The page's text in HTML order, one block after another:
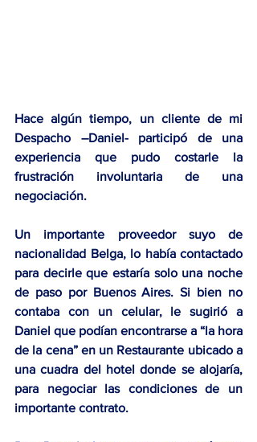
Hace algún tiempo, un cliente de mi
Despacho –Daniel- participó de una
experiencia que pudo costarle la
frustración involuntaria de una
negociación.
Un importante proveedor suyo de
nacionalidad Belga, lo había contactado
para decirle que estaría solo una noche
de paso por Buenos Aires. Si bien no
contaba con un celular, le sugirió a
Daniel que podían encontrarse a “la hora
de la cena” en un Restaurante ubicado a
una cuadra del hotel donde se alojaría,
para negociar las condiciones de un
importante contrato.